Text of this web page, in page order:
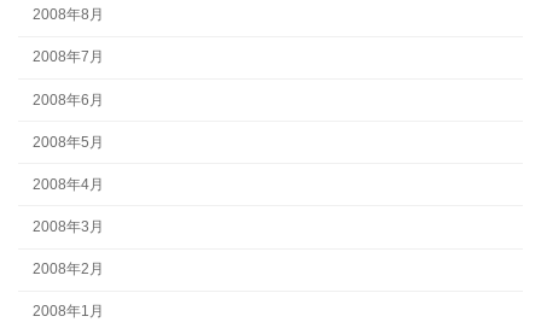
2008年8月
2008年7月
2008年6月
2008年5月
2008年4月
2008年3月
2008年2月
2008年1月